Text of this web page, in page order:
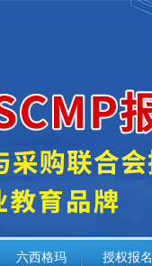
六西格玛 授权报名